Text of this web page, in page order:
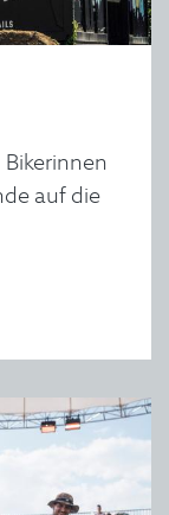
auf die